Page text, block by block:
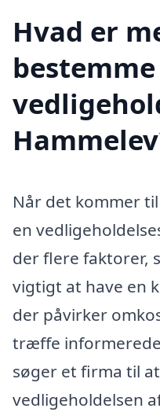
Hvad er
Når det kommer
en
der flere faktorer,
vigtigt at have en
der påvirker
træffe
søger et firma til
vedligeholdelsen